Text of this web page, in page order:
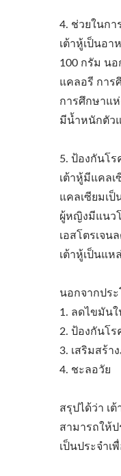
4. ช่วยในก
เต้าหู้เป็นอ
100 กรัม น
แคลอรี การ
การศึกษาแห่
มีน้ำหนักตัว
5. ป้องกันโ
เต้าหู้มีแคล
แคลเซียมเ
ผู้หญิงมีแนว
เอสโตรเจน
เต้าหู้เป็นแห
นอกจากปร
1. ลดไขมันใ
2. ป้องกันโ
3. เสริมสร้า
4. ชะลอวัย
สรุปได้ว่า เ
สามารถให้
เป็นประจำเ